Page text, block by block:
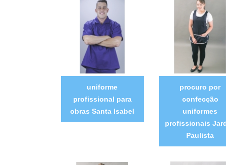
uniforme
profissional para
obras Santa Isabel
procuro por
confecção
uniformes
profissionais
Paulista